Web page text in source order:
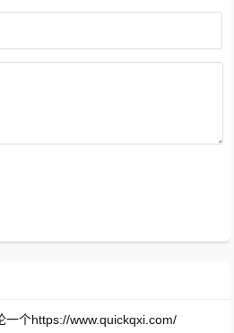
一个https://www.quickqxi.com/